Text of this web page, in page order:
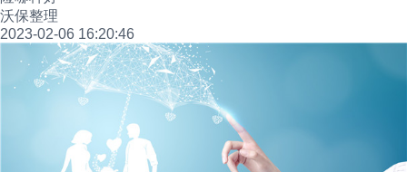
沃保整理
2023-02-06 16:20:46